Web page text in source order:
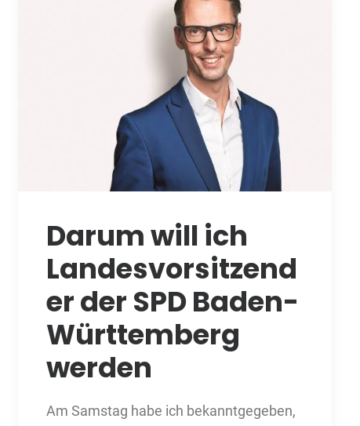
Darum will ich
Landesvorsitzend
er der SPD Baden-
Württemberg
werden
Am Samstag habe ich bekanntgegeben,